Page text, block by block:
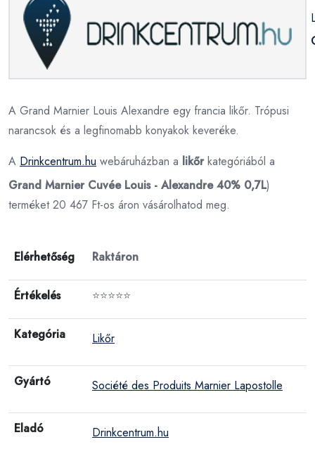
A Grand Marnier Louis Alexandre egy francia likőr. Trópusi
narancsok és a legfinomabb konyakok keveréke.
A Drinkcentrum.hu webáruházban a likőrkategóriából a
Grand Marnier Cuvée Louis - Alexandre 40% 0,7L)
terméket 20 467 Ft-os áron vásárolhatod meg.
Elérhetőség Raktáron
Értékelés ⭐⭐⭐⭐⭐
Kategória Likőr
Gyártó Société des Produits Marnier Lapostolle
Eladó Drinkcentrum.hu